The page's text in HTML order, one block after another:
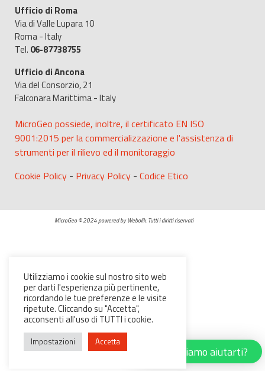
Ufficio di Roma
Via di Valle Lupara 10
Roma - Italy
Tel. 06-87738755
Ufficio di Ancona
Via del Consorzio, 21
Falconara Marittima - Italy
MicroGeo possiede, inoltre, il certificato EN ISO
9001:2015 per la commercializzazione e l'assistenza di
strumenti per il rilievo ed il monitoraggio
Cookie Policy - Privacy Policy - Codice Etico
MicroGeo © 2024 powered by Webolik. Tutti i diritti riservati
Utilizziamo i cookie sul nostro sito web
per darti l'esperienza più pertinente,
ricordando le tue preferenze e le visite
ripetute. Cliccando su "Accetta",
acconsenti all'uso di TUTTI i cookie.
Impostazioni Accetta
Possiamo aiutarti?